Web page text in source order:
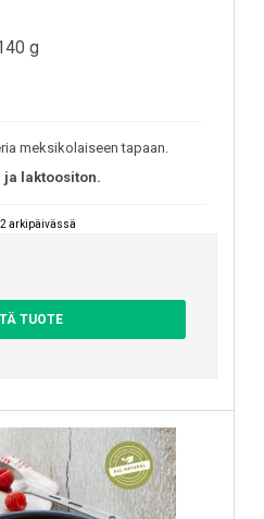
g
meksikolaiseen tapaan.
laktoositon.
arkipäivässä
TUOTE